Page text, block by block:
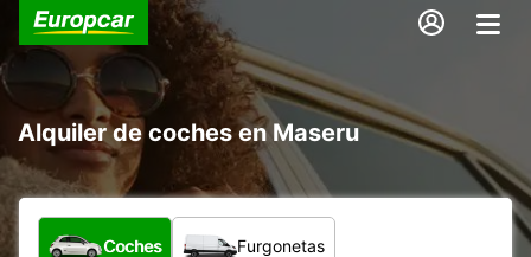
Alquiler de coches en Maseru
¿Qué tipo de vehículo?
Coches Furgonetas